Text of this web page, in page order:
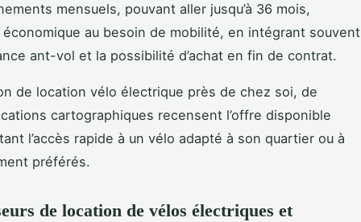
mensuels, pouvant aller jusqu’à 36 mois,
au besoin de mobilité, en intégrant souvent
ant-vol et la possibilité d’achat en fin de contrat.
de location vélo électrique près de chez soi, de
cartographiques recensent l’offre disponible
l’accès rapide à un vélo adapté à son quartier ou à
préférés.
de location de vélos électriques et